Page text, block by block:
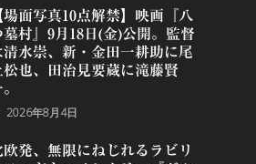
場面写真10点解禁】映画『八
墓村』9月18日(金)公開。監督
清水崇、新・金田一耕助に尾
松也、田治見要蔵に滝藤賢
2026年8月4日
欧発、無限にねじれるラビリ